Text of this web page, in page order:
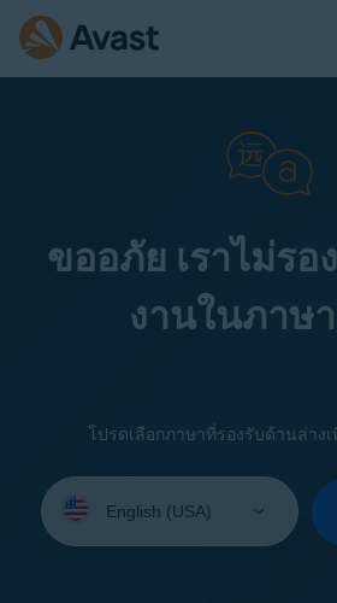
ขออภัย เราไม่รอ
งานในภาษ
โปรดเลือกภาษาที่รองรับด้านล่าง
your